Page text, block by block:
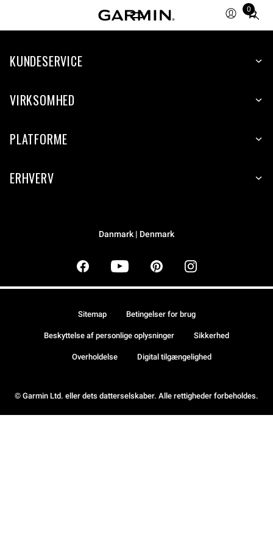
0
Total
items
cart:
KUNDESERVICE
VIRKSOMHED
PLATFORME
ERHVERV
Danmark | Denmark
© Garmin Ltd. eller dets datterselskaber. Alle rettigheder forbeholdes.
Sitemap Betingelser for brug
Beskyttelse af personlige oplysninger Sikkerhed
Overholdelse Digital tilgængelighed